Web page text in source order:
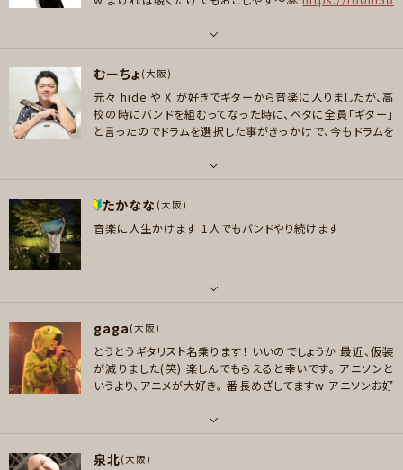
好きなジャンル
ロック
プレイヤー参加予定
ボーカル
好きなアーティスト
Scary Pockets (Funk cover group) Joss stone Adele Incognito im
aani Indigo jam unit Pearl Jam Kula Shaker Radio Head EGO-Wr
好きなジャンル
ロック , ファンク/ブルース , ソウル/R＆B
プレイヤー参加予定
むーちょ (大阪)
元々 hide や X が好きでギターから音楽に入りましたが、高
校の時にバンドを組むってなった時に、ベタに全員「ギター」
と言ったのでドラムを選択した事がきっかけで、今もドラムを
に所属。その後、ALL SWAMPS という Rock'n'Soul なバ
いました。 その後、4年程の東京生活で Pop Jam Session
というセッションサークルにてホストドラマーとして活動。
年、大阪に戻ったは良いものの、大阪での活動環境が何もな
ドラム
好きなアーティスト
hide , X , LUNA SEA , MR.BIG , B'z , Dr.John , Special Others , The
Meters , XTC , MOB CHOIR , 結束バンド , 女王蜂 , スガシカオ , THE Y
ELLOW MONKEY , BOOWY , amazarashi , ハンバート ハンバート , PE
好きなジャンル
ロック , パンク/メロコア , ハードロック/ヘヴィメタル , ファンク/ブルース ,
ジャズ/フュージョン , ソウル/R＆B , スカ/ロカビリー , スラッシュメタル/デ
たかなな (大阪)
音楽に人生かけます 1人でもバンドやり続けます
ボーカル , ギター , ピアノ/キーボード
好きなアーティスト
ヤングスキニー、マカロニえんぴつ、クリープハイプ、My Hair is Bad、ねぐ
せ。、マルシィ、KOTORI、ペシミスピアス、ザ パープリン
ロック
gaga (大阪)
とうとうギタリスト名乗ります！ いいのでしょうか 最近、仮装
が減りました(笑) 楽しんでもらえると幸いです。 アニソンと
いうより、アニメが大好き。 番長めざしてますw アニソンお好
ボーカル , ギター , ベース
泉北(大阪)